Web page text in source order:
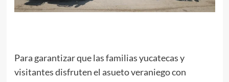
Para garantizar que las familias yucatecas y
visitantes disfruten el asueto veraniego con